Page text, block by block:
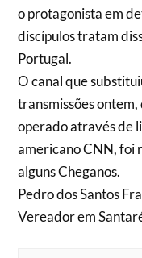
o protagonista em
discípulos tratam
Portugal.
O canal que
transmissões
operado através de
americano CNN, foi
alguns Cheganos.
Pedro dos Santos
Vereador em